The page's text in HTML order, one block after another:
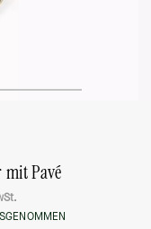
mit Pavé